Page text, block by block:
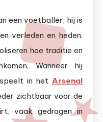
een voetballer; hij is
verleden en heden.
hoe traditie en
Wanneer hij
in het Arsenal
zichtbaar voor de
vaak gedragen in